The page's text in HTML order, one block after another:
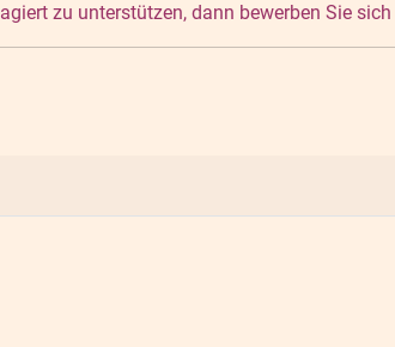
zu unterstützen, dann bewerben Sie sich